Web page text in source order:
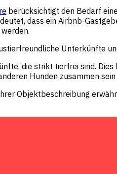
berücksichtigt den Bedarf
dass ein Airbnb-
Unterkünfte
die strikt tierfrei sind.
Hunden zusammen sein
Objektbeschreibung